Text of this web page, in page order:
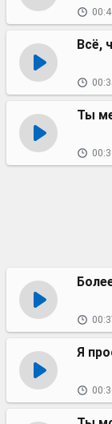
Всё,
Ты
Я